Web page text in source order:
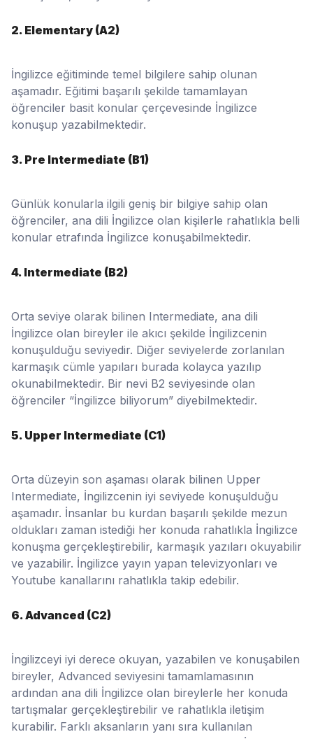
2. Elementary (A2)
İngilizce eğitiminde temel bilgilere sahip olunan
aşamadır. Eğitimi başarılı şekilde tamamlayan
öğrenciler basit konular çerçevesinde İngilizce
konuşup yazabilmektedir.
3. Pre Intermediate (B1)
Günlük konularla ilgili geniş bir bilgiye sahip olan
öğrenciler, ana dili İngilizce olan kişilerle rahatlıkla belli
konular etrafında İngilizce konuşabilmektedir.
4. Intermediate (B2)
Orta seviye olarak bilinen Intermediate, ana dili
İngilizce olan bireyler ile akıcı şekilde İngilizcenin
konuşulduğu seviyedir. Diğer seviyelerde zorlanılan
karmaşık cümle yapıları burada kolayca yazılıp
okunabilmektedir. Bir nevi B2 seviyesinde olan
öğrenciler “İngilizce biliyorum” diyebilmektedir.
5. Upper Intermediate (C1)
Orta düzeyin son aşaması olarak bilinen Upper
Intermediate, İngilizcenin iyi seviyede konuşulduğu
aşamadır. İnsanlar bu kurdan başarılı şekilde mezun
oldukları zaman istediği her konuda rahatlıkla İngilizce
konuşma gerçekleştirebilir, karmaşık yazıları okuyabilir
ve yazabilir. İngilizce yayın yapan televizyonları ve
Youtube kanallarını rahatlıkla takip edebilir.
6. Advanced (C2)
İngilizceyi iyi derece okuyan, yazabilen ve konuşabilen
bireyler, Advanced seviyesini tamamlamasının
ardından ana dili İngilizce olan bireylerle her konuda
tartışmalar gerçekleştirebilir ve rahatlıkla iletişim
kurabilir. Farklı aksanların yanı sıra kullanılan